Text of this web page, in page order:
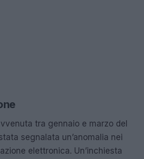
tra gennaio e marzo del
segnalata un’anomalia nei
elettronica. Un’inchiesta